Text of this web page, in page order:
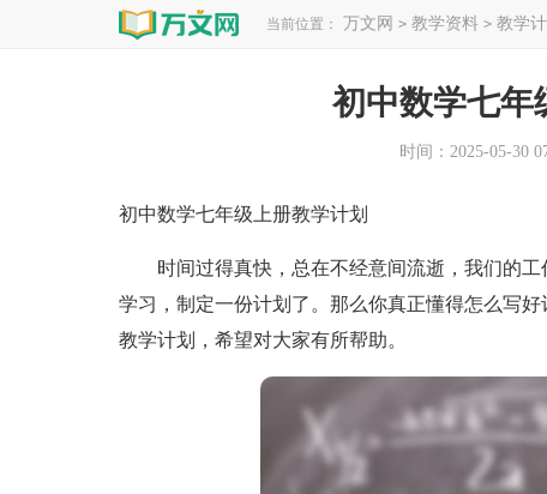
当前位置： 万文网 > 教学资料 > 教学
初中数学七年
时间：2025-05-30
初中数学七年级上册教学计划
时间过得真快，总在不经意间流逝，我们的工
学习，制定一份计划了。那么你真正懂得怎么写
教学计划，希望对大家有所帮助。